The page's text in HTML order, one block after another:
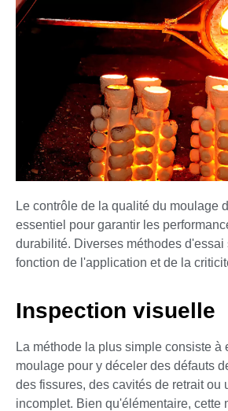
Le contrôle de la qualité du moulage
essentiel pour garantir les
durabilité. Diverses méthodes d'essai
fonction de l'application et de la
Inspection visuelle
La méthode la plus simple consiste à
moulage pour y déceler des défauts
des fissures, des cavités de retrait ou
incomplet. Bien qu'élémentaire, cette